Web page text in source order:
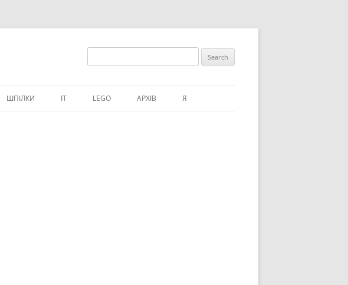
Search
ШПІЛКИ IT LEGO АРХІВ Я